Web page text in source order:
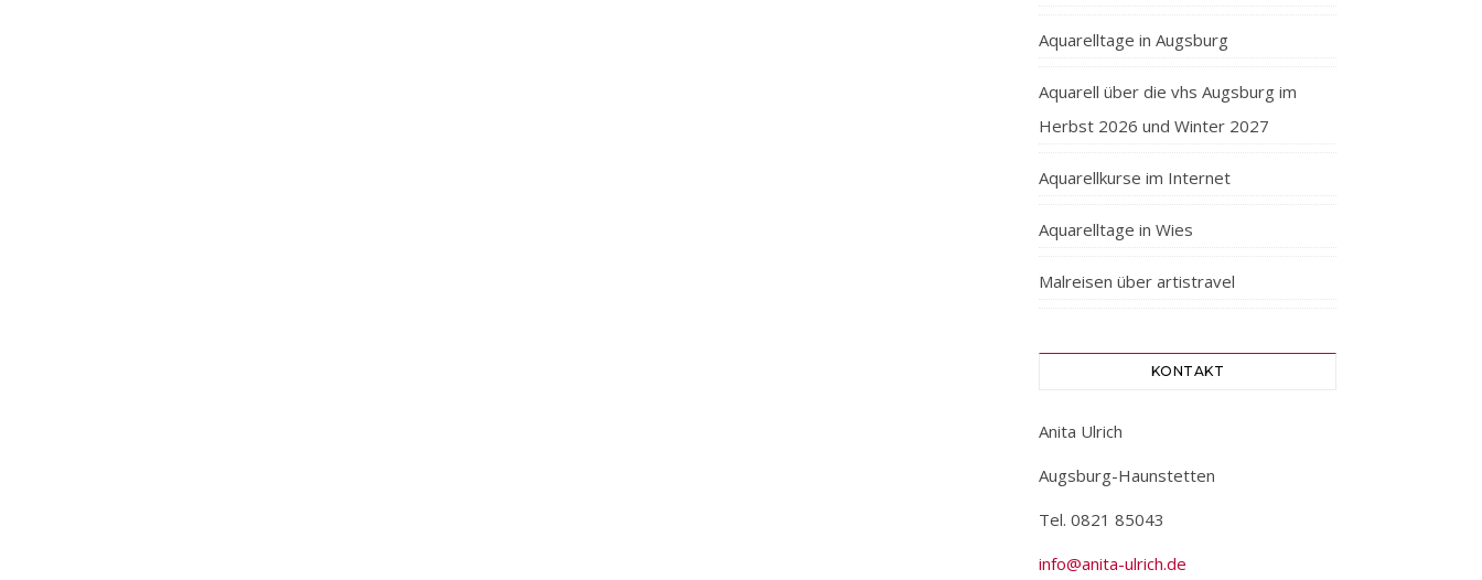
Aquarelltage in Augsburg
Aquarell über die vhs Augsburg im
Herbst 2026 und Winter 2027
Aquarellkurse im Internet
Aquarelltage in Wies
Malreisen über artistravel
KONTAKT
Anita Ulrich
Augsburg-Haunstetten
Tel. 0821 85043
info@anita-ulrich.de